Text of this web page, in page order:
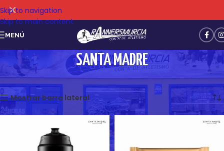
Skip to navigation
Skip to main content
MENÚ
SANTA MADRE
Mostrando los 9 resultados
Mostrar barra lateral